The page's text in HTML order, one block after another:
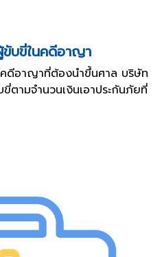
บขี่ในคดีอาญา
ดีอาญาที่ต้องนำขึ้นศาล บริษัท
ตามจำนวนเงินเอาประกันภัยที่